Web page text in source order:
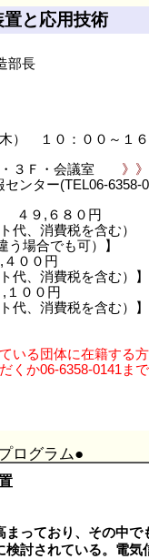
と応用技術
部長
） １０：００～１６
・３Ｆ・会議室 》
ンター(TEL06-6358-
８０円
、消費税を含む）
合でも可）】
００円
、消費税を含む）】
００円
、消費税を含む）】
いる団体に在籍する
くか06-6358-0141ま
ログラム●
っており、その中で
討されている。電気